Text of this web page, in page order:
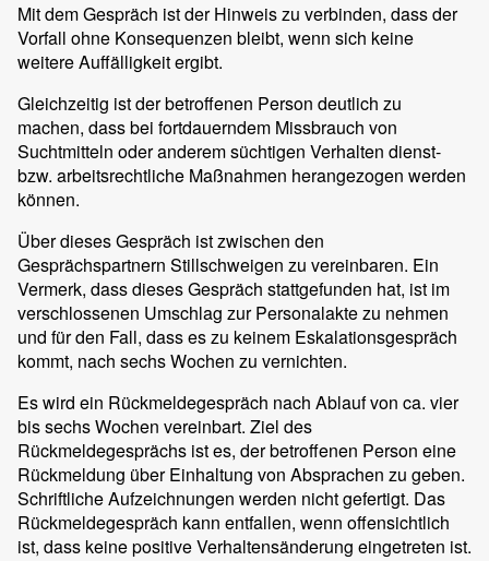
Mit dem Gespräch ist der Hinweis zu verbinden, dass der
Vorfall ohne Konsequenzen bleibt, wenn sich keine
weitere Auffälligkeit ergibt.
Gleichzeitig ist der betroffenen Person deutlich zu
machen, dass bei fortdauerndem Missbrauch von
Suchtmitteln oder anderem süchtigen Verhalten dienst-
bzw. arbeitsrechtliche Maßnahmen herangezogen werden
können.
Über dieses Gespräch ist zwischen den
Gesprächspartnern Stillschweigen zu vereinbaren. Ein
Vermerk, dass dieses Gespräch stattgefunden hat, ist im
verschlossenen Umschlag zur Personalakte zu nehmen
und für den Fall, dass es zu keinem Eskalationsgespräch
kommt, nach sechs Wochen zu vernichten.
Es wird ein Rückmeldegespräch nach Ablauf von ca. vier
bis sechs Wochen vereinbart. Ziel des
Rückmeldegesprächs ist es, der betroffenen Person eine
Rückmeldung über Einhaltung von Absprachen zu geben.
Schriftliche Aufzeichnungen werden nicht gefertigt. Das
Rückmeldegespräch kann entfallen, wenn offensichtlich
ist, dass keine positive Verhaltensänderung eingetreten ist.